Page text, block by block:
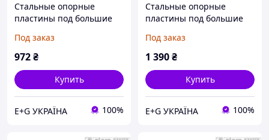
Стальные опорные
пластины под большие
B
Под заказ
972₴
Купить
E+G УКРАЇНА 100%
Стальные опорные
пластины под большие
R20-B
Под заказ
1 390₴
Купить
E+G УКРАЇНА 100%